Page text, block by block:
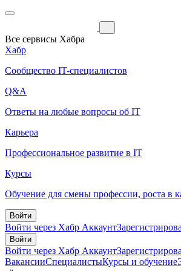
Все сервисы Хабра
Хабр
Сообщество IT-специалистов
Q&A
Ответы на любые вопросы об IT
Карьера
Профессиональное развитие в IT
Курсы
Обучение для смены профессии, роста в
Войти
Войти через Хабр Аккаунт
Войти
Войти через Хабр Аккаунт
ВакансииСпециалистыКурсы и обучение